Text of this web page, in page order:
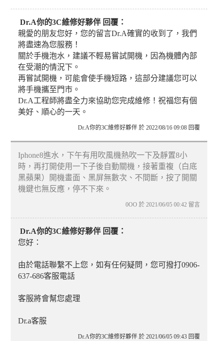
Dr.A你的3C維修好夥伴 回覆：
親愛的朋友您好，您的留言Dr.A確實的收到了，我們
將盡速為您服務！
關於手機泡水，建議不輕易嘗試開機，因為機體內部
在受潮的情況下。
再嘗試開機，可能會使手機短路，這部分建議您可以
將手機攜至門市。
Dr.A工程師將盡全力來協助您完成維修！祝福您有個
美好、順心的一天。
Dr.A你的3C維修好夥伴 於 2022/08/16 09:08 回覆
Iphone8進水，下午有用吹風機熱吹一下及靜置8小
時，再打開使用一下子後自動關機，接著重複（白底
黑蘋果）開機畫面、黑屏無數次、不間斷，按了開關
機鍵也無反應，停不下來。
0OO 於 2021/06/05 00:42 留言
Dr.A你的3C維修好夥伴 回覆：
您好：
由於電話聯繫不上您，如有任何疑問，您可撥打0906-
637-686客服電話
客服將會幫您處理
Dr.a客服
Dr.A你的3C維修好夥伴 於 2021/06/05 09:43 回覆